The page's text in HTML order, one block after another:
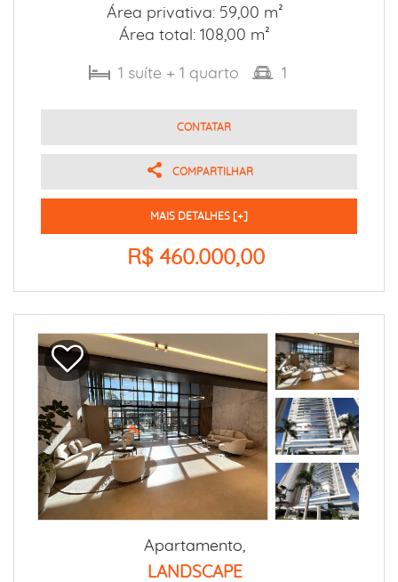
Área privativa: 59,00 m²
Área total: 108,00 m²
1 suíte + 1 quarto 1
CONTATAR
COMPARTILHAR
MAIS DETALHES [+]
R$ 460.000,00
Apartamento,
LANDSCAPE